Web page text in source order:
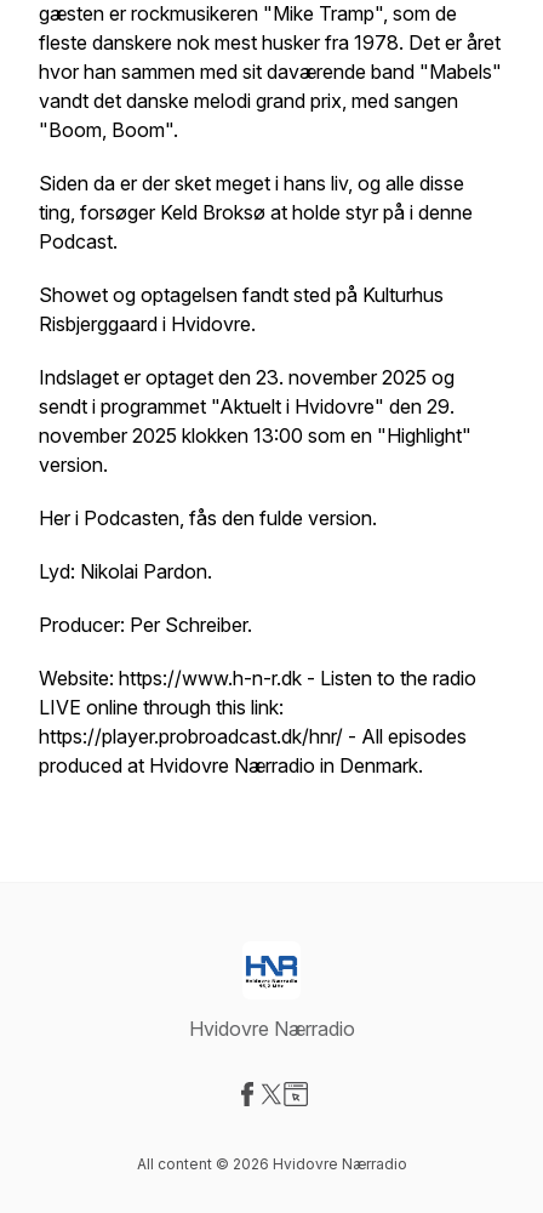
gæsten er rockmusikeren "Mike Tramp", som de
fleste danskere nok mest husker fra 1978. Det er året
hvor han sammen med sit daværende band "Mabels"
vandt det danske melodi grand prix, med sangen
"Boom, Boom".
Siden da er der sket meget i hans liv, og alle disse
ting, forsøger Keld Broksø at holde styr på i denne
Podcast.
Showet og optagelsen fandt sted på Kulturhus
Risbjerggaard i Hvidovre.
Indslaget er optaget den 23. november 2025 og
sendt i programmet "Aktuelt i Hvidovre" den 29.
november 2025 klokken 13:00 som en "Highlight"
version.
Her i Podcasten, fås den fulde version.
Lyd: Nikolai Pardon.
Producer: Per Schreiber.
Website: https://www.h-n-r.dk - Listen to the radio
LIVE online through this link:
https://player.probroadcast.dk/hnr/ - All episodes
produced at Hvidovre Nærradio in Denmark.
Hvidovre Nærradio
All content © 2026 Hvidovre Nærradio